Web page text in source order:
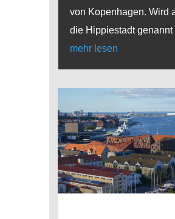
von Kopenhagen. Wird
die Hippiestadt
mehr lesen